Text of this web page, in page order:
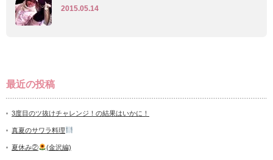
2015.05.14
最近の投稿
3度目のツ抜けチャレンジ！の結果はいかに！
真夏のサワラ料理
夏休み② (金沢編)